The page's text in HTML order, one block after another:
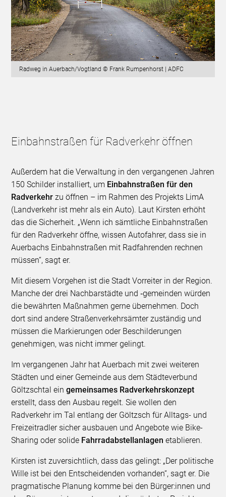
Radweg in Auerbach/Vogtland © Frank Rumpenhorst | ADFC
Einbahnstraßen für Radverkehr öffnen
Außerdem hat die Verwaltung in den vergangenen Jahren
150 Schilder installiert, um Einbahnstraßen für den
Radverkehr zu öffnen – im Rahmen des Projekts LimA
(Landverkehr ist mehr als ein Auto). Laut Kirsten erhöht
das die Sicherheit. „Wenn ich sämtliche Einbahnstraßen
für den Radverkehr öffne, wissen Autofahrer, dass sie in
Auerbachs Einbahnstraßen mit Radfahrenden rechnen
müssen“, sagt er.
Mit diesem Vorgehen ist die Stadt Vorreiter in der Region.
Manche der drei Nachbarstädte und ‑gemeinden würden
die bewährten Maßnahmen gerne übernehmen. Doch
dort sind andere Straßenverkehrsämter zuständig und
müssen die Markierungen oder Beschilderungen
genehmigen, was nicht immer gelingt.
Im vergangenen Jahr hat Auerbach mit zwei weiteren
Städten und einer Gemeinde aus dem Städteverbund
Göltzschtal eingemeinsames Radverkehrskonzept
erstellt, dass den Ausbau regelt. Sie wollen den
Radverkehr im Tal entlang der Göltzsch für Alltags- und
Freizeitradler sicher ausbauen und Angebote wie Bike-
Sharing oder solide Fahrradabstellanlagenetablieren.
Kirsten ist zuversichtlich, dass das gelingt: „Der politische
Wille ist bei den Entscheidenden vorhanden“, sagt er. Die
pragmatische Planung komme bei den Bürger:innen und